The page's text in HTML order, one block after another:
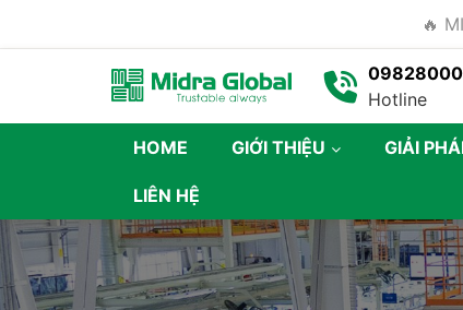
🔥
Hotline
HOME GIỚI THIỆU GIẢI
LIÊN HỆ